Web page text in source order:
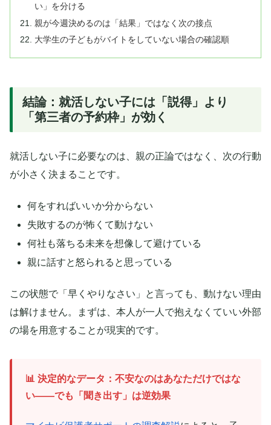
い」を分ける
親が今週決めるのは「結果」ではなく次の接点
大学生の子どもがバイトをしていない場合の確認順
結論：就活しない子には「説得」より
「第三者の予約枠」が効く
就活しない子に必要なのは、親の正論ではなく、次の行動
が小さく決まることです。
何をすればいいか分からない
失敗するのが怖くて動けない
何社も落ちる未来を想像して避けている
親に話すと怒られると思っている
この状態で「早くやりなさい」と言っても、動けない理由
は解けません。まずは、本人が一人で抱えなくていい外部
の場を用意することが現実的です。
📊 決定的なデータ：不安なのはあなただけではな
い——でも「聞き出す」は逆効果